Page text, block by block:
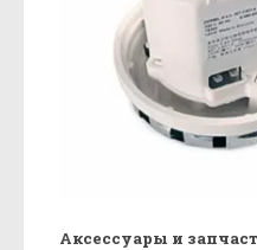
Аксессуары и